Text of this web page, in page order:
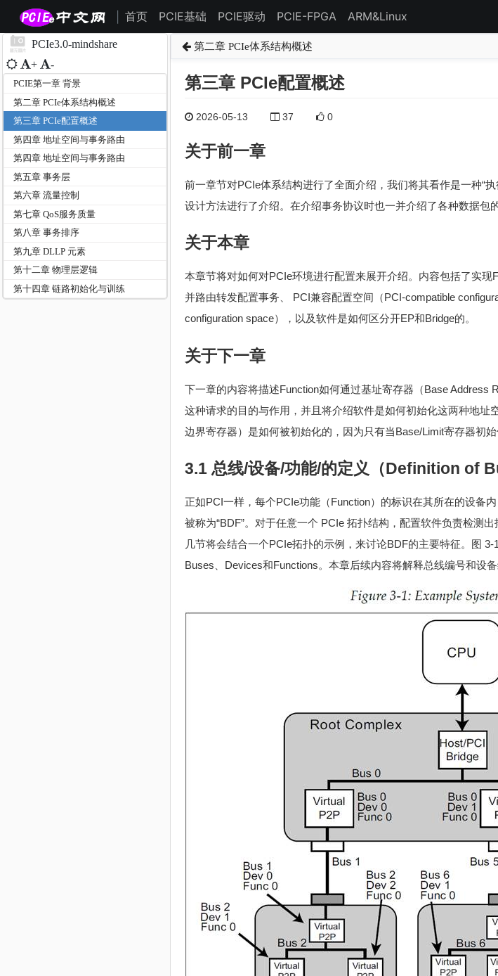
首页 PCIE基础 PCIE驱动 PCIE-FPGA ARM&Linux
PCIe3.0-mindshare
+ -
PCIE第一章 背景
第二章 PCIe体系结构概述
第三章 PCIe配置概述
第四章 地址空间与事务路由
第四章 地址空间与事务路由
第五章 事务层
第六章 流量控制
第七章 QoS服务质量
第八章 事务排序
第九章 DLLP 元素
第十二章 物理层逻辑
第十四章 链路初始化与训练
第二章 PCIe体系结构概述
第三章 PCIe配置概述
2026-05-13 37 0
关于前一章
前一章节对PCIe体系结构进行了全面介绍，我们将其看作是一种“
设计方法进行了介绍。在介绍事务协议时也一并介绍了各种数据包的
关于本章
本章节将对如何对PCIe环境进行配置来展开介绍。内容包括了实
并路由转发配置事务、 PCI兼容配置空间（PCI-compatible
configuration space），以及软件是如何区分开EP和Bridge的。
关于下一章
下一章的内容将描述Function如何通过基址寄存器（Base Address
这种请求的目的与作用，并且将介绍软件是如何初始化这两种地
边界寄存器）是如何被初始化的，因为只有当Base/Limit寄存器初
3.1 总线/设备/功能/的定义（Definition of
正如PCI一样，每个PCIe功能（Function）的标识在其所在的设备
被称为“BDF”。对于任意一个 PCIe 拓扑结构，配置软件负责检测
几节将会结合一个PCIe拓扑的示例，来讨论BDF的主要特征。图
Buses、Devices和Functions。本章后续内容将解释总线编号和设备